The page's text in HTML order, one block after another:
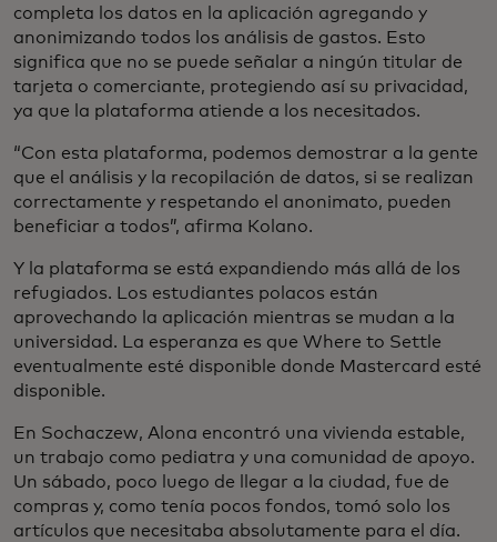
completa los datos en la aplicación agregando y
anonimizando todos los análisis de gastos. Esto
significa que no se puede señalar a ningún titular de
tarjeta o comerciante, protegiendo así su privacidad,
ya que la plataforma atiende a los necesitados.
“Con esta plataforma, podemos demostrar a la gente
que el análisis y la recopilación de datos, si se realizan
correctamente y respetando el anonimato, pueden
beneficiar a todos”, afirma Kolano.
Y la plataforma se está expandiendo más allá de los
refugiados. Los estudiantes polacos están
aprovechando la aplicación mientras se mudan a la
universidad. La esperanza es que Where to Settle
eventualmente esté disponible donde Mastercard esté
disponible.
En Sochaczew, Alona encontró una vivienda estable,
un trabajo como pediatra y una comunidad de apoyo.
Un sábado, poco luego de llegar a la ciudad, fue de
compras y, como tenía pocos fondos, tomó solo los
artículos que necesitaba absolutamente para el día.